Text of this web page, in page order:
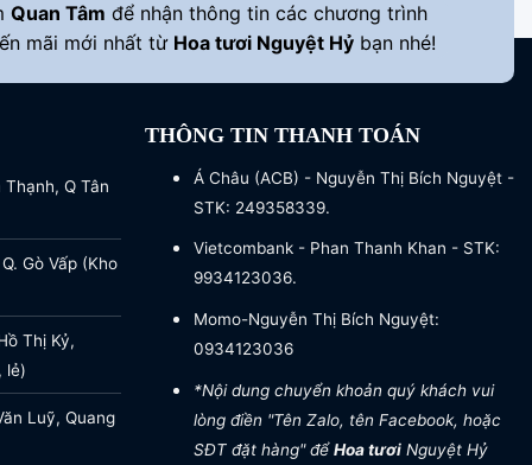
Quan Tâm để nhận thông tin các chương trình
mãi mới nhất từ Hoa tươi Nguyệt Hỷ bạn nhé!
Thạnh, Q Tân
Gò Vấp (Kho
Thị Kỷ,
lẻ)
Luỹ, Quang
THÔNG TIN THANH TOÁN
Á Châu (ACB) - Nguyễn Thị Bích Nguyệt -
STK: 249358339.
Vietcombank - Phan Thanh Khan - STK:
9934123036.
Momo-Nguyễn Thị Bích Nguyệt:
0934123036
*Nội dung chuyển khoản quý khách vui
lòng điền "Tên Zalo, tên Facebook, hoặc
SĐT đặt hàng" đểHoa tươiNguyệt Hỷ